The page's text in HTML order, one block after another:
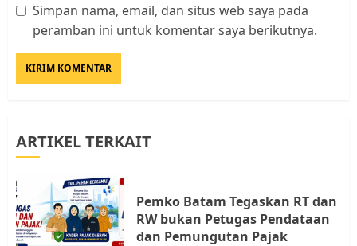
Simpan nama, email, dan situs web saya pada
peramban ini untuk komentar saya berikutnya.
ARTIKEL TERKAIT
Pemko Batam Tegaskan RT dan
RW bukan Petugas Pendataan
dan Pemungutan Pajak
Datangi Pemko Batam, Warga
4
Warga Rempang Ajukan
Resahkan Warga
JULI 17, 2026 0